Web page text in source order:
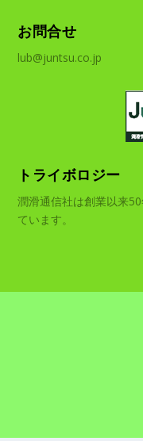
お問合せ
lub@juntsu.co.jp
トライボロジー
潤滑通信社は創業以来
ています。